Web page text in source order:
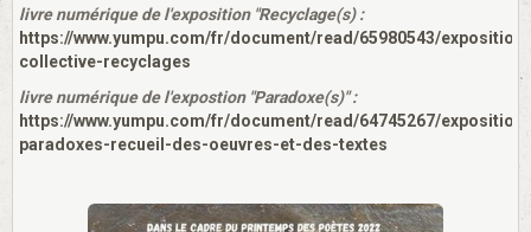
livre numérique de l'exposition "Recyclage(s) :
https://www.yumpu.com/fr/document/read/65980543/exposition-
collective-recyclages
livre numérique de l'expostion "Paradoxe(s)" :
https://www.yumpu.com/fr/document/read/64745267/exposition-
paradoxes-recueil-des-oeuvres-et-des-textes